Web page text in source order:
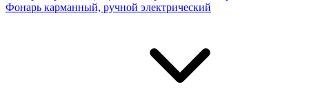
Фонарь карманный, ручной электрический